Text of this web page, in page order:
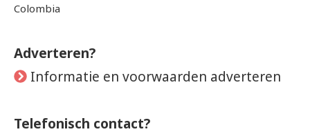
Colombia
Adverteren?
Informatie en voorwaarden adverteren
Telefonisch contact?